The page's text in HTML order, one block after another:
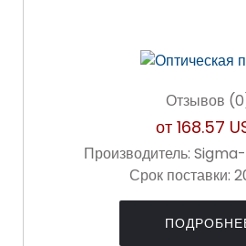
Отзывов
от 168.57
Производитель:
Срок поставки: